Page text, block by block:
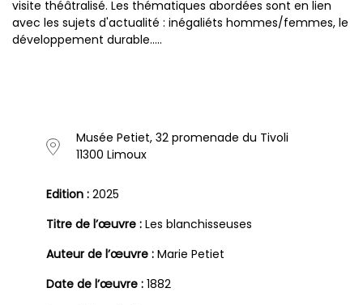
visite théâtralisé. Les thématiques abordées sont en lien
avec les sujets d'actualité : inégaliéts hommes/femmes, le
développement durable.....
Musée Petiet, 32 promenade du Tivoli
11300 Limoux
Edition : 2025
Titre de l’œuvre : Les blanchisseuses
Auteur de l’œuvre : Marie Petiet
Date de l’œuvre : 1882